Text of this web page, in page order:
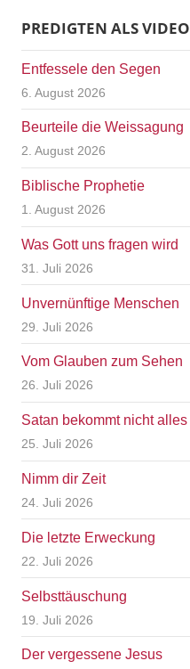
PREDIGTEN ALS VIDEO
Entfessele den Segen
6. August 2026
Beurteile die Weissagung
2. August 2026
Biblische Prophetie
1. August 2026
Was Gott uns fragen wird
31. Juli 2026
Unvernünftige Menschen
29. Juli 2026
Vom Glauben zum Sehen
26. Juli 2026
Satan bekommt nicht alles
25. Juli 2026
Nimm dir Zeit
24. Juli 2026
Die letzte Erweckung
22. Juli 2026
Selbsttäuschung
19. Juli 2026
Der vergessene Jesus